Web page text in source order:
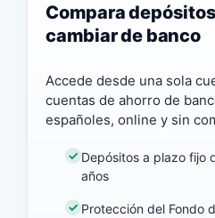
Compara
cambiar de banco
Accede desde una sola
cuentas de ahorro de
españoles, online y sin
Depósitos a plazo fijo
años
Protección del Fondo